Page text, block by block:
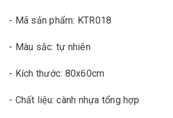
- Mã sản phẩm: KTR018
- Màu sắc: tự nhiên
- Kích thước: 80x60cm
- Chất liệu: cành nhựa tổng hợp